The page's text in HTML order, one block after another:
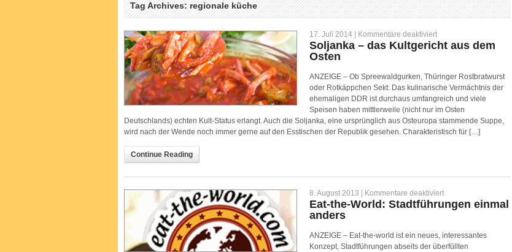
Tag Archives: regionale küche
17. Juli 2014 | Kommentare deaktiviertfür
Soljanka
–
dem
Osten
Soljanka – das Kultgericht aus dem
Osten
ANZEIGE – Ob Spreewaldgurken, Thüringer Rostbratwurst
oder Rotkäppchen Sekt: Das kulinarische Vermächtnis der
ehemaligen DDR ist durchaus umfangreich und viele
Speisen haben mittlerweile (nicht nur im Osten
Deutschlands) echten Kult-Status erlangt. Auch die Soljanka, eine ursprünglich aus Osteuropa stammende Suppe,
wird nach der Wende noch immer gerne auf den Esstischen der Republik gesehen. Charakteristisch für […]
Continue Reading
8. August 2013 | Kommentare deaktiviertfür
Eat-
the-
anders
Eat-the-World: Stadtführungen einmal
anders
ANZEIGE – Eat-the-world ist ein neues, interessantes
Konzept, Stadtführungen abseits der überfüllten